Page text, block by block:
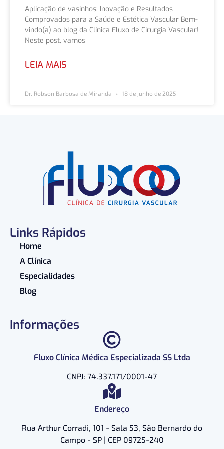
Aplicação de vasinhos: Inovação e Resultados
Comprovados para a Saúde e Estética Vascular Bem-
vindo(a) ao blog da Clínica Fluxo de Cirurgia Vascular!
Neste post, vamos
LEIA MAIS
Dr. Robson Barbosa de Miranda 18 de junho de 2025
Links Rápidos
Home
A Clínica
Especialidades
Blog
Informações
Fluxo Clínica Médica Especializada SS Ltda
CNPJ: 74.337.171/0001-47
Endereço
Rua Arthur Corradi, 101 - Sala 53, São Bernardo do
Campo - SP | CEP 09725-240